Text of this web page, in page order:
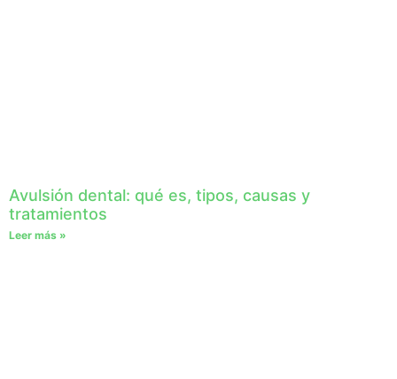
Avulsión dental: qué es, tipos, causas y
tratamientos
Leer más »